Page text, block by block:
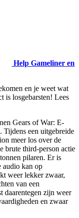
Help Gameliner en
en je weet wat
is losgebarsten! Lees
Gears of War: E-
een uitgebreide
meer los over de
brute third-person actie
pilaren. Er is
audio kan op
weer lekker zwaar,
van een
daarentegen zijn weer
en zwaar